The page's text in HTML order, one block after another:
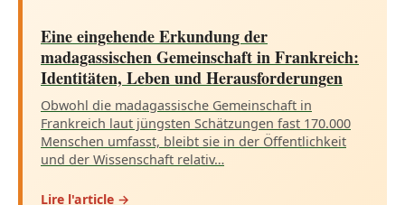
Eine eingehende Erkundung der
madagassischen Gemeinschaft in Frankreich:
Identitäten, Leben und Herausforderungen
Obwohl die madagassische Gemeinschaft in
Frankreich laut jüngsten Schätzungen fast 170.000
Menschen umfasst, bleibt sie in der Öffentlichkeit
und der Wissenschaft relativ…
Lire l'article →